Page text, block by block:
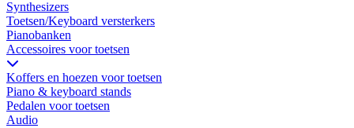
Synthesizers
Toetsen/Keyboard versterkers
Pianobanken
Accessoires voor toetsen
Koffers en hoezen voor toetsen
Piano & keyboard stands
Pedalen voor toetsen
Audio